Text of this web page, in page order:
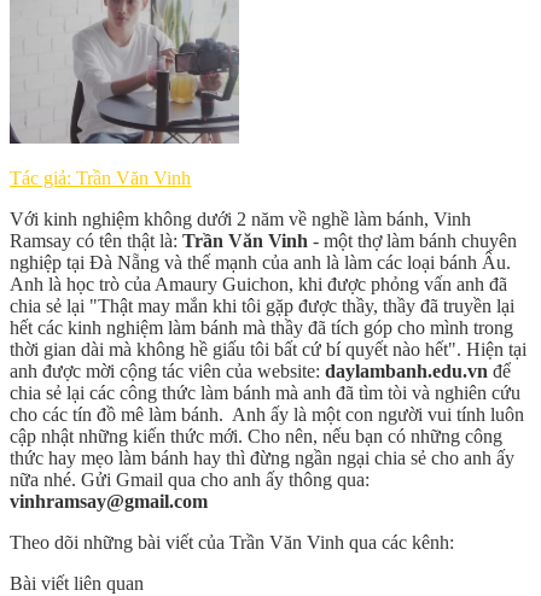
Tác giả: Trần Văn Vinh
Với kinh nghiệm không dưới 2 năm về nghề làm bánh, Vinh
Ramsay có tên thật là: Trần Văn Vinh - một thợ làm bánh chuyên
nghiệp tại Đà Nẵng và thế mạnh của anh là làm các loại bánh Âu.
Anh là học trò của Amaury Guichon, khi được phỏng vấn anh đã
chia sẻ lại "Thật may mắn khi tôi gặp được thầy, thầy đã truyền lại
hết các kinh nghiệm làm bánh mà thầy đã tích góp cho mình trong
thời gian dài mà không hề giấu tôi bất cứ bí quyết nào hết". Hiện tại
anh được mời cộng tác viên của website: daylambanh.edu.vn để
chia sẻ lại các công thức làm bánh mà anh đã tìm tòi và nghiên cứu
cho các tín đồ mê làm bánh. Anh ấy là một con người vui tính luôn
cập nhật những kiến thức mới. Cho nên, nếu bạn có những công
thức hay mẹo làm bánh hay thì đừng ngần ngại chia sẻ cho anh ấy
nữa nhé. Gửi Gmail qua cho anh ấy thông qua:
vinhramsay@gmail.com
Theo dõi những bài viết của Trần Văn Vinh qua các kênh:
Bài viết liên quan